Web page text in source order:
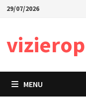
Skip29/07/2026
MENU